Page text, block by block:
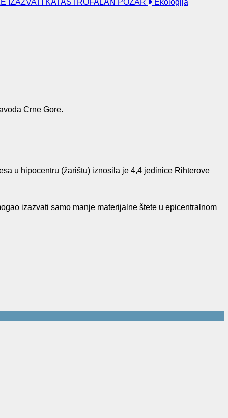
IZAZVATI KATASTROFALAN POŽAR Ekologija
Crne Gore.
u hipocentru (žarištu) iznosila je 4,4 jedinice Rihterove
izazvati samo manje materijalne štete u epicentralnom